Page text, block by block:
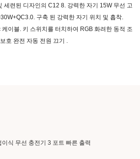
세련된 디자인의 C12 8. 강력한 자기 15W 무선 ​​고
구축 된 강력한 자기 위치 및 흡착.
이블. 키 스위치를 터치하여 RGB 화려한 동적 조
호 완전 자동 전원 끄기 .
식 무선 충전기 3 포트 빠른 출력